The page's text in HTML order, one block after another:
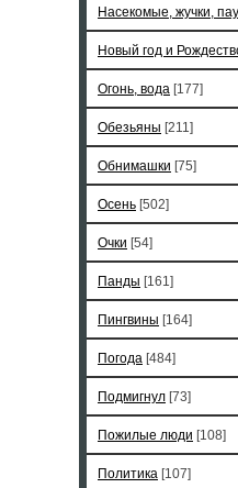
Насекомые, жучки,
Новый год и
Огонь, вода [177]
Обезьяны [211]
Обнимашки [75]
Осень [502]
Очки [54]
Панды [161]
Пингвины [164]
Погода [484]
Подмигнул [73]
Пожилые люди [108]
Политика [107]